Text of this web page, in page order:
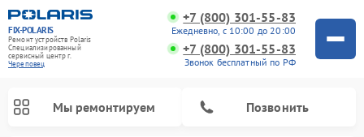
FIX-POLARIS
Ремонт устройств Polaris
Специализированный
cервисный центр г.
Череповец
+7 (800) 301-55-83
Ежедневно, с 10:00 до 20:00
+7 (800) 301-55-83
Звонок бесплатный по РФ
Мы ремонтируем Позвонить